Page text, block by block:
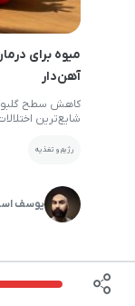
میوه برای
آهن‌دار
کاهش سطح
شایع‌ترین
این عارضه که
رژیم و تغذیه
یوسف